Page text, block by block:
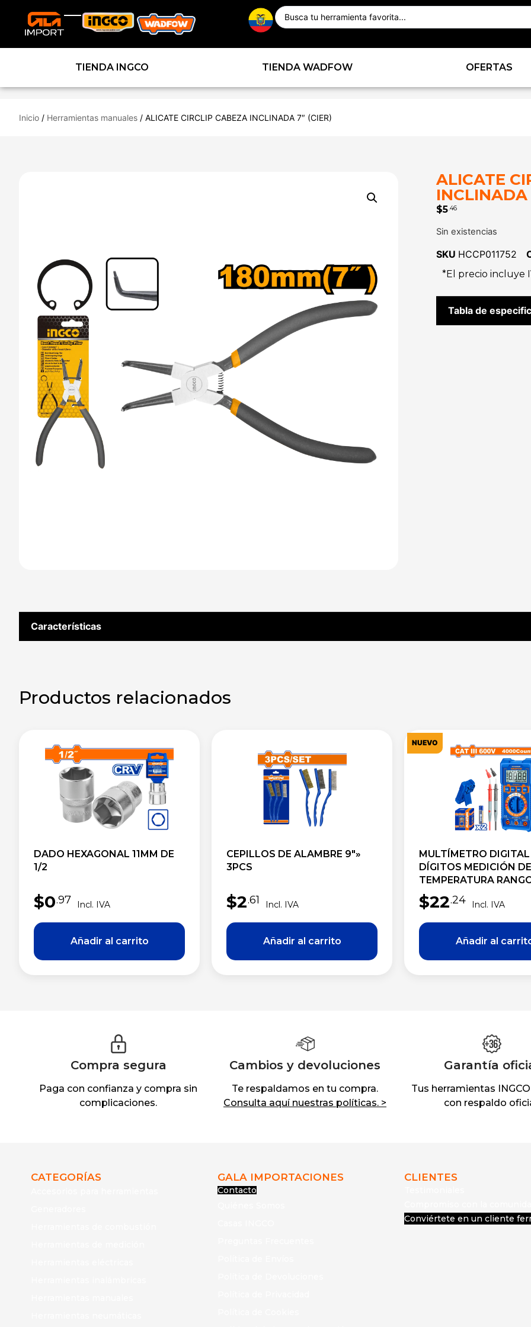
TIENDA INGCO TIENDA WADFOW OFERTAS
Inicio / Herramientas manuales / ALICATE CIRCLIP CABEZA INCLINADA 7″ (CIER)
ALICATE
INCLINADA
$5.46
Sin existencias
SKU HCCP011752
*El precio incluye
Tabla de
Características
Productos relacionados
DADO HEXAGONAL 11MM DE
1/2
$0.97
CEPILLOS DE ALAMBRE 9″»
3PCS
$2.61
NUEVO
MULTÍMETRO
DÍGITOS MEDICIÓN DE
TEMPERATURA
AUTOMÁTICO
$22.24
Compra segura
Paga con confianza y compra sin
complicaciones.
Cambios y devoluciones
Te respaldamos en tu compra.
Consulta aquí nuestras políticas. >
Garantía
Tus herramientas
con respaldo
CATEGORÍAS GALA IMPORTACIONES
Contacto
CLIENTES
Conviértete en un cliente